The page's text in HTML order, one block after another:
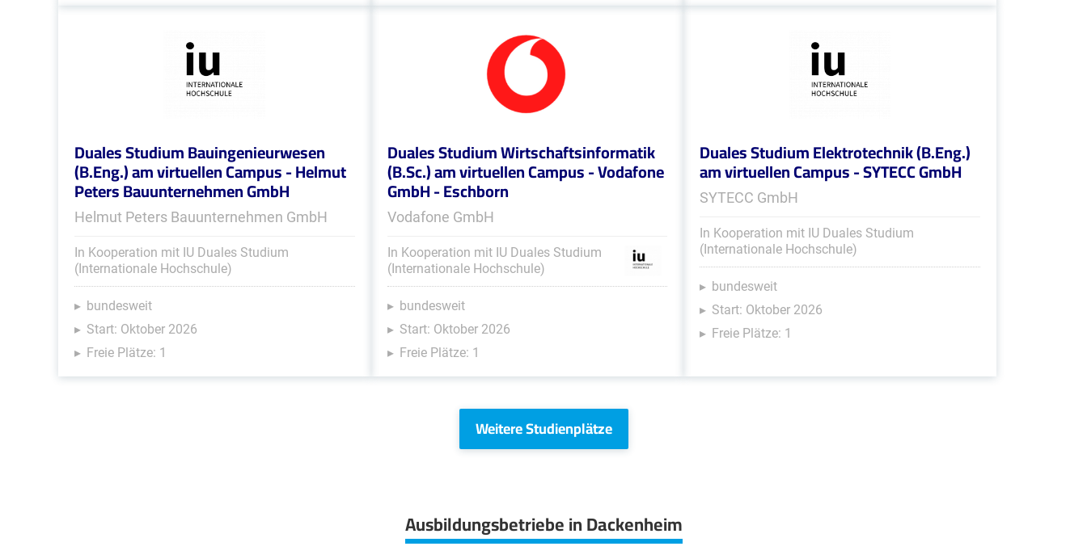
Duales Studium Bauingenieurwesen
(B.Eng.) am virtuellen Campus - Helmut
Peters Bauunternehmen GmbH
Helmut Peters Bauunternehmen GmbH
In Kooperation mit IU Duales Studium
(Internationale Hochschule)
bundesweit
Start: Oktober 2026
Freie Plätze: 1
Duales Studium Wirtschaftsinformatik
(B.Sc.) am virtuellen Campus - Vodafone
GmbH - Eschborn
Vodafone GmbH
In Kooperation mit IU Duales Studium
(Internationale Hochschule)
bundesweit
Start: Oktober 2026
Freie Plätze: 1
Duales Studium Elektrotechnik (B.Eng.)
am virtuellen Campus - SYTECC GmbH
SYTECC GmbH
In Kooperation mit IU Duales Studium
(Internationale Hochschule)
bundesweit
Start: Oktober 2026
Freie Plätze: 1
Weitere Studienplätze
Ausbildungsbetriebe in Dackenheim